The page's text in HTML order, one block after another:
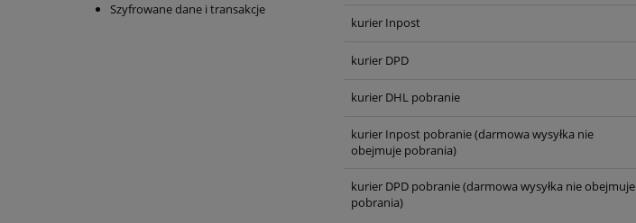
Szyfrowane dane i transakcje
kurier Inpost
kurier DPD
kurier DHL pobranie
kurier Inpost pobranie(darmowa wysyłka nie
obejmuje pobrania)
kurier DPD pobranie(darmowa wysyłka nie obejmuje
pobrania)